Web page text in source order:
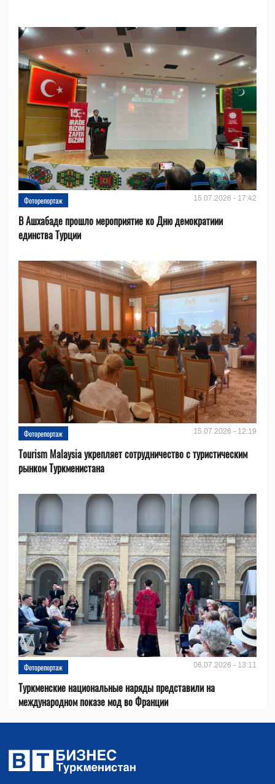
Фоторепортаж 15.07.2026 - 17:42
В Ашхабаде прошло мероприятие ко Дню демократиии
единства Турции
Фоторепортаж 15.07.2026 - 12:19
Tourism Malaysia укрепляет сотрудничество с туристическим
рынком Туркменистана
Фоторепортаж 06.07.2026 - 13:11
Туркменские национальные наряды представили на
международном показе мод во Франции